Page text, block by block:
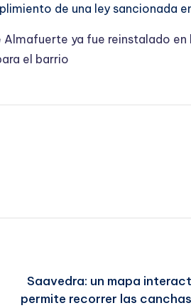
de una ley sancionada en
Almafuerte ya fue reinstalado
el barrio
Saavedra: un mapa
permite recorrer las